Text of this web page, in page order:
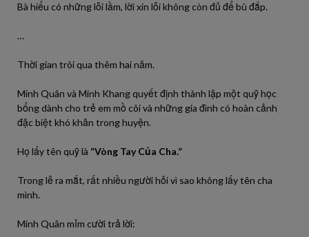
Bà hiểu có những lỗi lầm, lời xin lỗi không còn đủ để bù đắp.
…
Thời gian trôi qua thêm hai năm.
Minh Quân và Minh Khang quyết định thành lập một quỹ học
bổng dành cho trẻ em mồ côi và những gia đình có hoàn cảnh
đặc biệt khó khăn trong huyện.
Họ lấy tên quỹ là “Vòng Tay Của Cha.”
Trong lễ ra mắt, rất nhiều người hỏi vì sao không lấy tên cha
mình.
Minh Quân mỉm cười trả lời: